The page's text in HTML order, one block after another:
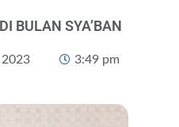
BULAN SYA’BAN
3:49 pm